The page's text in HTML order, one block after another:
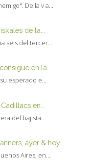
De la v a...
de la...
seis del tercer...
en la...
esperado e...
en...
del bajista...
ayer & hoy
Aires, en...